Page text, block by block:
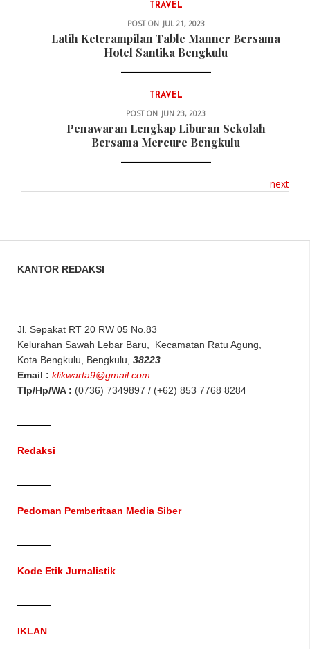
TRAVEL
POST ON JUL 21, 2023
Latih Keterampilan Table Manner Bersama
Hotel Santika Bengkulu
TRAVEL
POST ON JUN 23, 2023
Penawaran Lengkap Liburan Sekolah
Bersama Mercure Bengkulu
next
KANTOR REDAKSI
Jl. Sepakat RT 20 RW 05 No.83
Kelurahan Sawah Lebar Baru, Kecamatan Ratu Agung,
Kota Bengkulu, Bengkulu, 38223
Email : klikwarta9@gmail.com
Tlp/Hp/WA : (0736) 7349897 / (+62) 853 7768 8284
Redaksi
Pedoman Pemberitaan Media Siber
Kode Etik Jurnalistik
IKLAN